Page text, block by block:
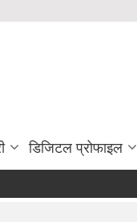
डिजिटल प्रोफाइल